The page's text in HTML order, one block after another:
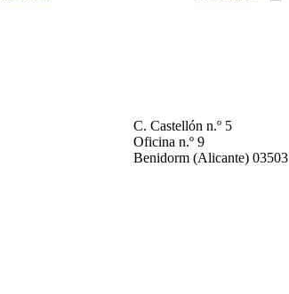
C. Castellón n.º 5
Oficina n.º 9
Benidorm (Alicante) 03503